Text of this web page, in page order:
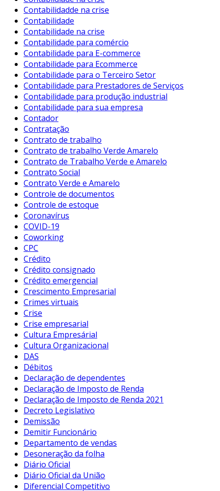
Contabilidadde na crise
Contabilidade
Contabilidade na crise
Contabilidade para comércio
Contabilidade para E-commerce
Contabilidade para Ecommerce
Contabilidade para o Terceiro Setor
Contabilidade para Prestadores de Serviços
Contabilidade para produção industrial
Contabilidade para sua empresa
Contador
Contratação
Contrato de trabalho
Contrato de trabalho Verde Amarelo
Contrato de Trabalho Verde e Amarelo
Contrato Social
Contrato Verde e Amarelo
Controle de documentos
Controle de estoque
Coronavírus
COVID-19
Coworking
CPC
Crédito
Crédito consignado
Crédito emergencial
Crescimento Empresarial
Crimes virtuais
Crise
Crise empresarial
Cultura Empresárial
Cultura Organizacional
DAS
Débitos
Declaração de dependentes
Declaração de Imposto de Renda
Declaração de Imposto de Renda 2021
Decreto Legislativo
Demissão
Demitir Funcionário
Departamento de vendas
Desoneração da folha
Diário Oficial
Diário Oficial da União
Diferencial Competitivo